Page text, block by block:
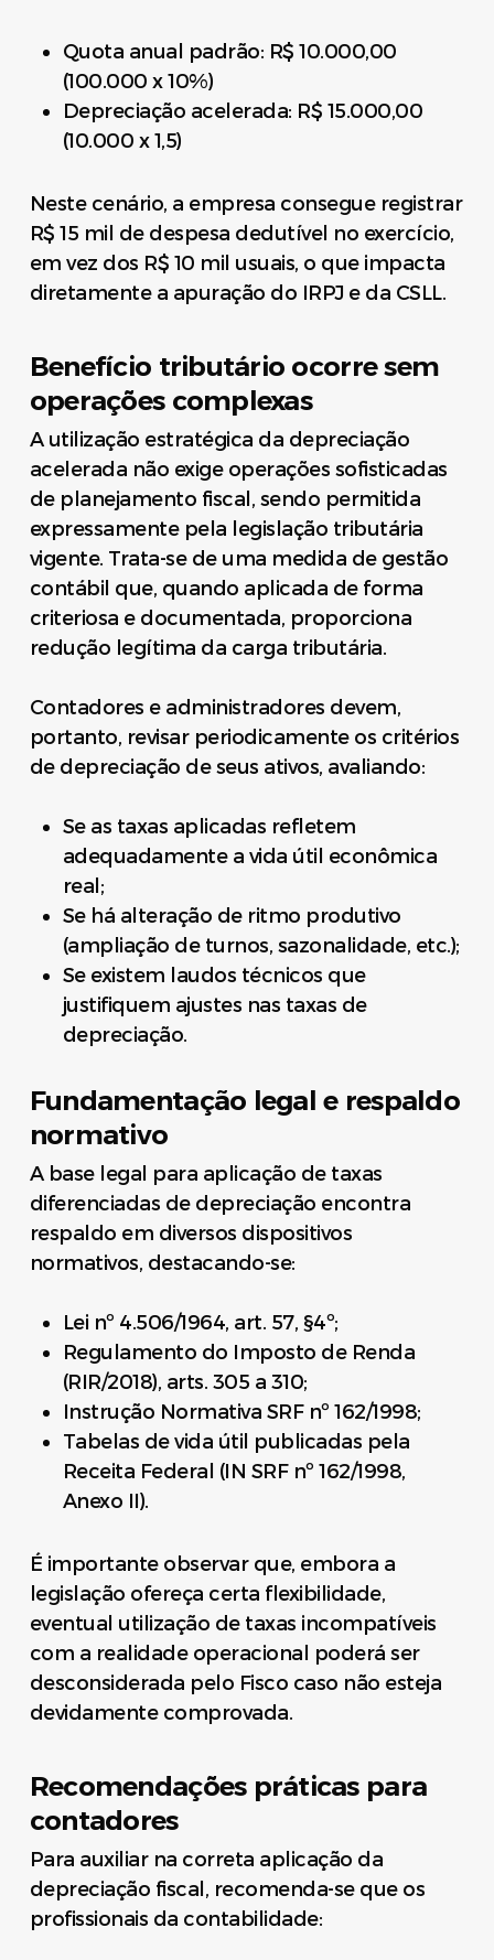
Quota anual padrão: R$ 10.000,00
(100.000 x 10%)
Depreciação acelerada: R$ 15.000,00
(10.000 x 1,5)
Neste cenário, a empresa consegue registrar
R$ 15 mil de despesa dedutível no exercício,
em vez dos R$ 10 mil usuais, o que impacta
diretamente a apuração do IRPJ e da CSLL.
Benefício tributário ocorre sem
operações complexas
A utilização estratégica da depreciação
acelerada não exige operações sofisticadas
de planejamento fiscal, sendo permitida
expressamente pela legislação tributária
vigente. Trata-se de uma medida de gestão
contábil que, quando aplicada de forma
criteriosa e documentada, proporciona
redução legítima da carga tributária.
Contadores e administradores devem,
portanto, revisar periodicamente os critérios
de depreciação de seus ativos, avaliando:
Se as taxas aplicadas refletem
adequadamente a vida útil econômica
real;
Se há alteração de ritmo produtivo
(ampliação de turnos, sazonalidade, etc.);
Se existem laudos técnicos que
justifiquem ajustes nas taxas de
depreciação.
Fundamentação legal e respaldo
normativo
A base legal para aplicação de taxas
diferenciadas de depreciação encontra
respaldo em diversos dispositivos
normativos, destacando-se:
Lei nº 4.506/1964, art. 57, §4º;
Regulamento do Imposto de Renda
(RIR/2018), arts. 305 a 310;
Instrução Normativa SRF nº 162/1998;
Tabelas de vida útil publicadas pela
Receita Federal (IN SRF nº 162/1998,
Anexo II).
É importante observar que, embora a
legislação ofereça certa flexibilidade,
eventual utilização de taxas incompatíveis
com a realidade operacional poderá ser
desconsiderada pelo Fisco caso não esteja
devidamente comprovada.
Recomendações práticas para
contadores
Para auxiliar na correta aplicação da
depreciação fiscal, recomenda-se que os
profissionais da contabilidade: